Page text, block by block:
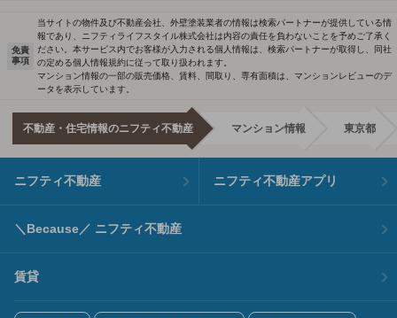
免責
事項
当サイトの物件及び不動産会社、外壁塗装業者の情報は検索パートナーが提供している情
報であり、ニフティライフスタイル株式会社は内容の責任を負わないことを予めご了承く
ださい。本サービス内でお客様が入力される個人情報は、検索パートナーが取得し、同社
の定める個人情報規約に従って取り扱われます。
マンション情報の一部の販売価格、賃料、間取り、専有面積は、マンションレビューのデ
ータを表示しています。
不動産・住宅情報のニフティ不動産 マンション情報 東京都
ニフティ不動産 ニフティ不動産アプリ
＼Because／ ニフティ不動産
賃貸